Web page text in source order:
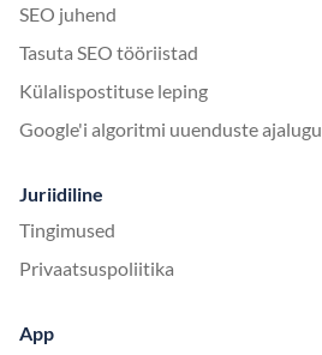
SEO juhend
Tasuta SEO tööriistad
Külalispostituse leping
Google'i algoritmi uuenduste ajalugu
Juriidiline
Tingimused
Privaatsuspoliitika
App